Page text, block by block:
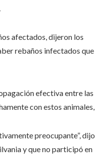
afectados, dijeron los
rebaños infectados que
efectiva entre las
con estos animales,
preocupante”, dijo
y que no participó en